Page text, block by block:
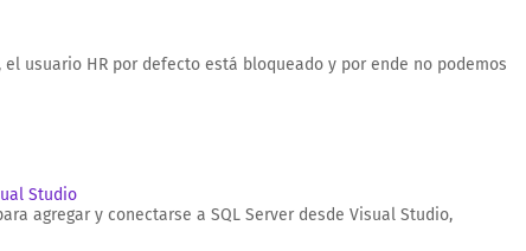
usuario HR por defecto está bloqueado y por ende no podemos
Studio
agregar y conectarse a SQL Server desde Visual Studio,